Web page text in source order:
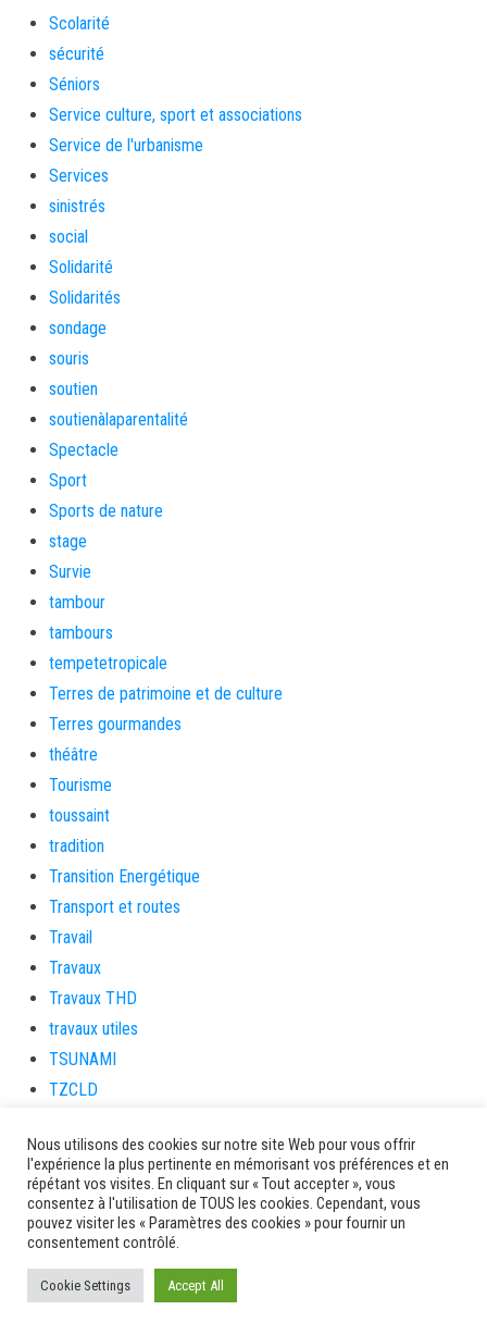
Scolarité
sécurité
Séniors
Service culture, sport et associations
Service de l'urbanisme
Services
sinistrés
social
Solidarité
Solidarités
sondage
souris
soutien
soutienàlaparentalité
Spectacle
Sport
Sports de nature
stage
Survie
tambour
tambours
tempetetropicale
Terres de patrimoine et de culture
Terres gourmandes
théâtre
Tourisme
toussaint
tradition
Transition Energétique
Transport et routes
Travail
Travaux
Travaux THD
travaux utiles
TSUNAMI
TZCLD
Venir en Martinique
Video
vidététladjéko
Vie Municipale
Viechere
vigilanceROUGE
Nous utilisons des cookies sur notre site Web pour vous offrir
l'expérience la plus pertinente en mémorisant vos préférences et en
répétant vos visites. En cliquant sur « Tout accepter », vous
consentez à l'utilisation de TOUS les cookies. Cependant, vous
pouvez visiter les « Paramètres des cookies » pour fournir un
consentement contrôlé.
Cookie Settings Accept All